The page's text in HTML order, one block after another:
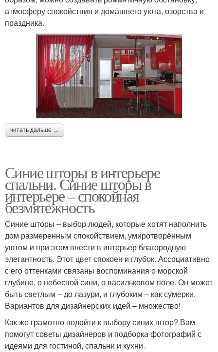
атмосферу спокойствия и домашнего уюта, озорства и
праздника.
читать дальше →
Синие шторы в интерьере
спальни. Синие шторы в
интерьере – спокойная
безмятежность
Синие шторы – выбор людей, которые хотят наполнить
дом размеренным спокойствием, умиротворённым
уютом и при этом внести в интерьер благородную
элегантность. Этот цвет спокоен и глубок. Ассоциативно
с его оттенками связаны воспоминания о морской
глубине, о небесной сини, о васильковом поле. Он может
быть светлым – до лазури, и глубоким – как сумерки.
Вариантов для дизайнерских идей – множество!
Как же грамотно подойти к выбору синих штор? Вам
помогут советы дизайнеров и подборка фотографий с
идеями для гостиной, спальни и кухни.